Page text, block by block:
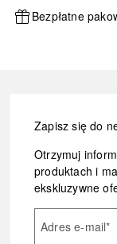
Bezpłatne
Zapisz się do
Otrzymuj
produktach i
ekskluzywne
Adres e-mail*